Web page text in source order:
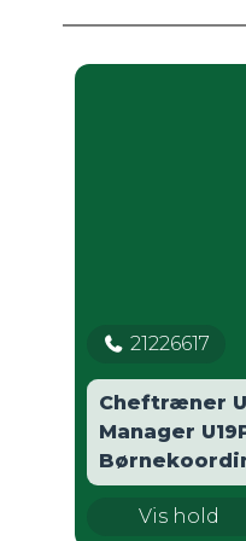
21226617
Cheftræner
Manager
Vis hold
U11 Drenge